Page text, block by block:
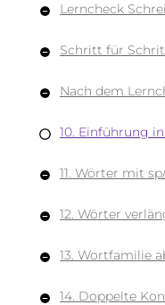
Lerncheck
Schritt für
Nach dem
10. Einführung
11. Wörter mit
12. Wörter
13. Wortfamilie
14. Doppelte